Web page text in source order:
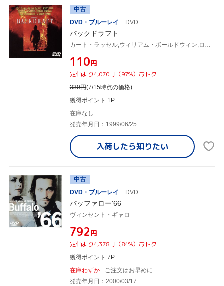
中古
DVD・ブルーレイ
DVD
バックドラフト
¥110円
定価より4,070円（97%）おトク
330円(7/15時点の価格)
獲得ポイント 1P
在庫なし
発売年月日：1999/06/25
入荷したら知りたい
中古
DVD・ブルーレイ
DVD
バッファロー'66
ヴィンセント・ギャロ
¥792円
定価より4,378円（84%）おトク
獲得ポイント 7P
在庫わずか
ご注文はお早めに
発売年月日：2000/03/17